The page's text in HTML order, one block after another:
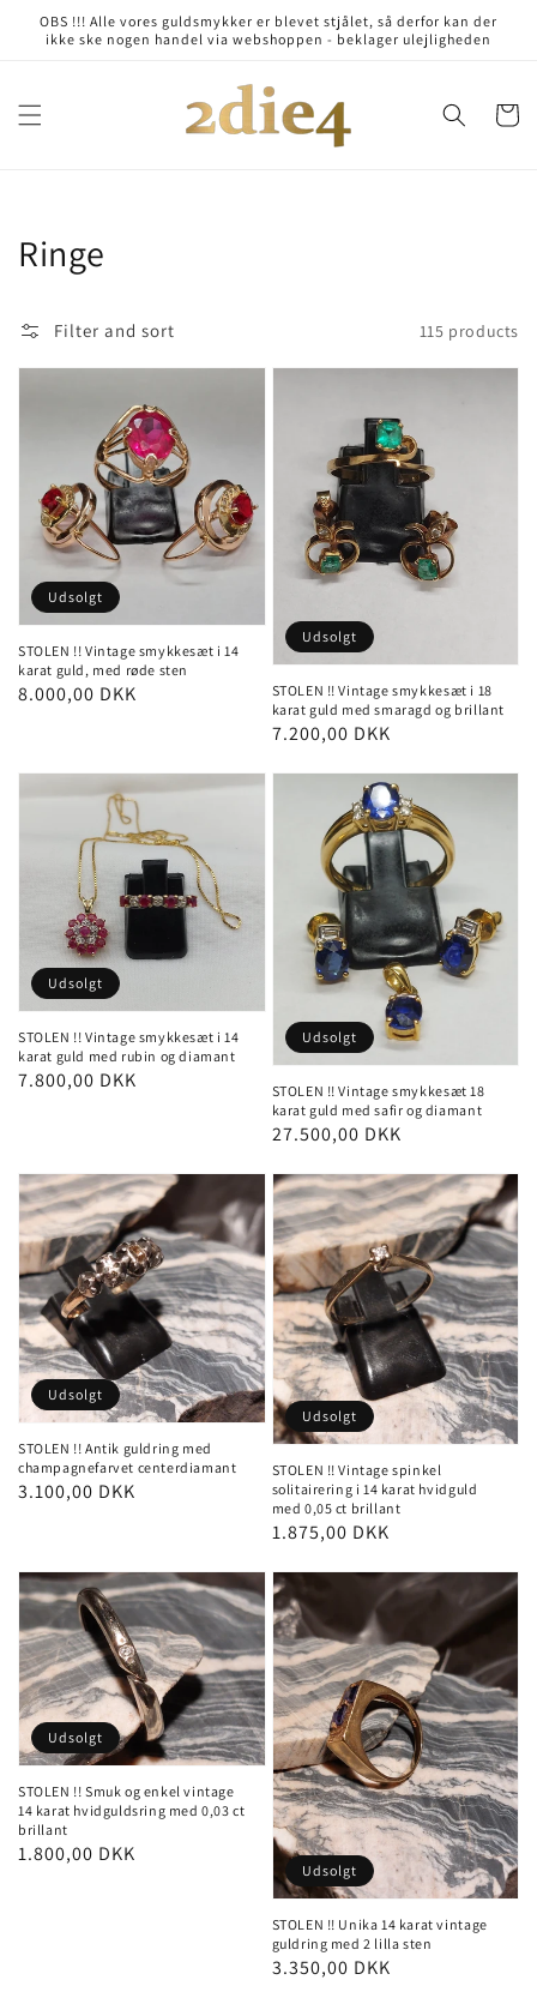
Skip to
content
OBS !!! Alle vores guldsmykker er blevet stjålet, så derfor kan der
ikke ske nogen handel via webshoppen - beklager ulejligheden
Cart
Collection:
Ringe
Filter and sort 115 products
STOLEN !! Vintage smykkesæt i 14
karat guld, med røde sten
Pris
8.000,00 DKK
Udsolgt
STOLEN !! Vintage smykkesæt i 18
karat guld med smaragd og brillant
Pris
7.200,00 DKK
Udsolgt
STOLEN !! Vintage smykkesæt i 14
karat guld med rubin og diamant
Pris
7.800,00 DKK
Udsolgt
STOLEN !! Vintage smykkesæt 18
karat guld med safir og diamant
Pris
27.500,00 DKK
Udsolgt
STOLEN !! Antik guldring med
champagnefarvet centerdiamant
Pris
3.100,00 DKK
Udsolgt
STOLEN !! Vintage spinkel
solitairering i 14 karat hvidguld
med 0,05 ct brillant
Pris
1.875,00 DKK
Udsolgt
STOLEN !! Smuk og enkel vintage
14 karat hvidguldsring med 0,03 ct
brillant
Pris
1.800,00 DKK
Udsolgt
STOLEN !! Unika 14 karat vintage
guldring med 2 lilla sten
Pris
3.350,00 DKK
Udsolgt